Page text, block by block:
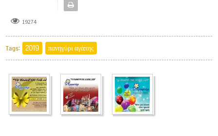
19274
Tags: 2019 πανηγύρι αγάπης